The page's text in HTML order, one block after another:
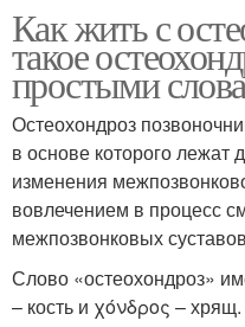
Как жить с
такое
простыми
Остеохондроз
в основе которого лежат
изменения
вовлечением в процесс
межпозвонковых
Слово «остеохондроз»
– кость и χόνδρος – хрящ.